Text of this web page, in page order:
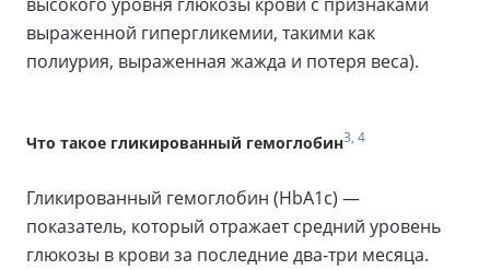
выраженной гипергликемии, такими как
полиурия, выраженная жажда и потеря веса).
Что такое гликированный гемоглобин3, 4
Гликированный гемоглобин (HbA1с) —
показатель, который отражает средний уровень
глюкозы в крови за последние два-три месяца.